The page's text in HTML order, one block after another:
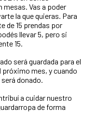
mesas. Vas a poder
la que quieras. Para
de 15 prendas por
llevar 5, pero si
15.
será guardada para el
mes, y cuando
donado.
a cuidar nuestro
de forma